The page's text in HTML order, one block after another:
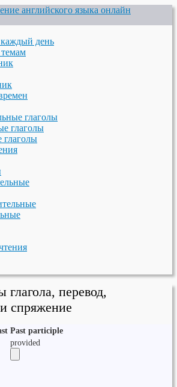
день
глаголы
глаголы
глаголы
перевод,
спряжение
Past participle
provided